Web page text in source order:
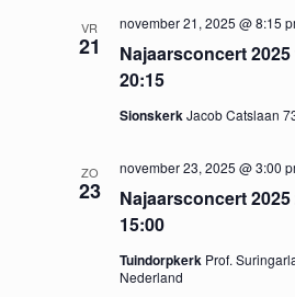
VR
21
Najaarsconcert
20:15
november 21, 2025 @ 8:15
SionskerkJacob Catslaan
ZO
23
Najaarsconcert
15:00
november 23, 2025 @ 3:00
Tuindorpkerk Prof.
Nederland